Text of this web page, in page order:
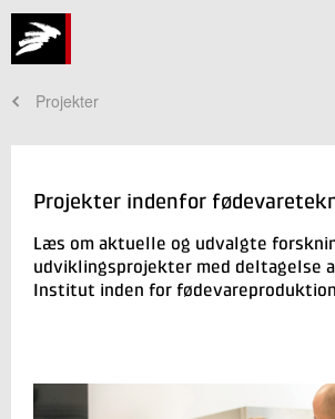
Projekter
Jeg er din kontaktperson
Projekter indenfor
Læs om aktuelle og udvalgte
udviklingsprojekter med deltagelse
Institut inden for